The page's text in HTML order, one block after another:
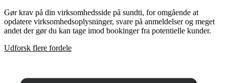
Gør krav på din virksomhedsside på sundti, for omgående at
opdatere virksomhedsoplysninger, svare på anmeldelser og meget
andet der gør du kan tage imod bookinger fra potentielle kunder.
Udforsk flere fordele